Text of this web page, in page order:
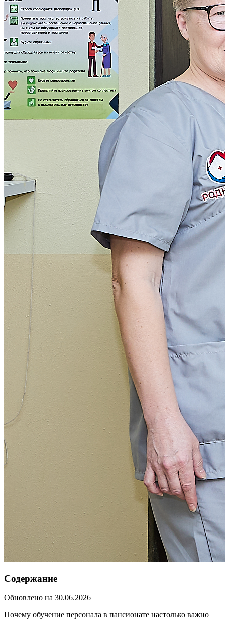
Содержание
Обновлено на 30.06.2026
Почему обучение персонала в пансионате настолько важно